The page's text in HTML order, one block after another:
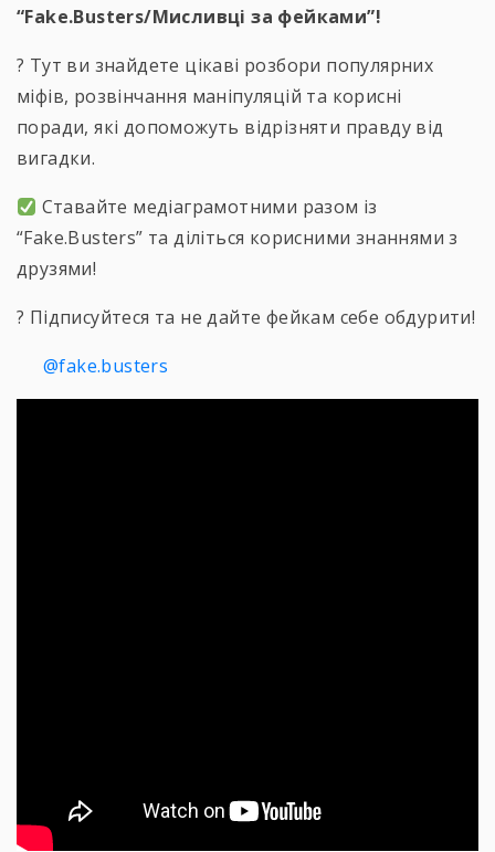
“Fake.Busters/Мисливці за фейками”!
? Тут ви знайдете цікаві розбори популярних
міфів, розвінчання маніпуляцій та корисні
поради, які допоможуть відрізняти правду від
вигадки.
Ставайте медіаграмотними разом із
“Fake.Busters” та діліться корисними знаннями з
друзями!
? Підписуйтеся та не дайте фейкам себе обдурити!
@fake.busters